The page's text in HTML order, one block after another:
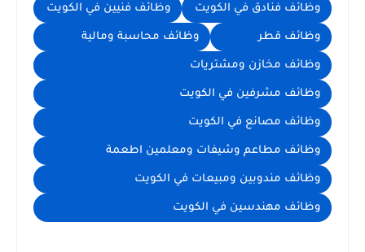
وظائف فنادق في الكويت وظائف فنيين في الكويت
وظائف قطر وظائف محاسبة ومالية
وظائف مخازن ومشتريات
وظائف مشرفين في الكويت
وظائف مصانع في الكويت
وظائف مطاعم وشيفات ومعلمين اطعمة
وظائف مندوبين ومبيعات في الكويت
وظائف مهندسين في الكويت